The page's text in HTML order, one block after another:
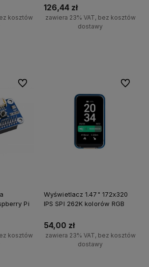
kosztów
126,44 zł
zawiera 23% VAT, bez kosztów
dostawy
Pi
kosztów
Do ulubionych
Wyświetlacz 1.47" 172x320
IPS SPI 262K kolorów RGB
54,00 zł
zawiera 23% VAT, bez kosztów
dostawy
Do